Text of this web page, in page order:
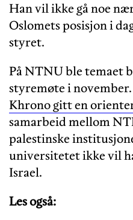
Han vil ikke gå noe
Oslomets posisjon i
styret.
På NTNU ble temaet
styremøte i
Khrono gitt en
samarbeid mellom
palestinske
universitetet ikke vil
Israel.
Les også: